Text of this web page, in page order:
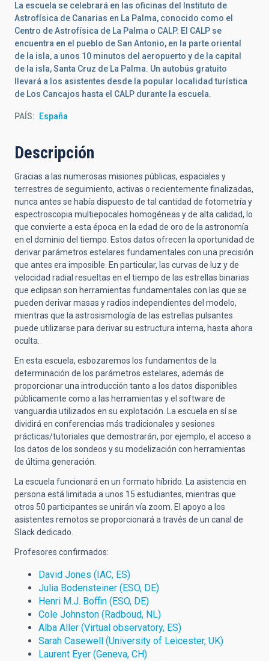
La escuela se celebrará en las oficinas del Instituto de
Astrofísica de Canarias en La Palma, conocido como el
Centro de Astrofísica de La Palma o CALP. El CALP se
encuentra en el pueblo de San Antonio, en la parte oriental
de la isla, a unos 10 minutos del aeropuerto y de la capital
de la isla, Santa Cruz de La Palma. Un autobús gratuito
llevará a los asistentes desde la popular localidad turística
de Los Cancajos hasta el CALP durante la escuela.
PAÍS España
Descripción
Gracias a las numerosas misiones públicas, espaciales y
terrestres de seguimiento, activas o recientemente finalizadas,
nunca antes se había dispuesto de tal cantidad de fotometría y
espectroscopia multiepocales homogéneas y de alta calidad, lo
que convierte a esta época en la edad de oro de la astronomía
en el dominio del tiempo. Estos datos ofrecen la oportunidad de
derivar parámetros estelares fundamentales con una precisión
que antes era imposible. En particular, las curvas de luz y de
velocidad radial resueltas en el tiempo de las estrellas binarias
que eclipsan son herramientas fundamentales con las que se
pueden derivar masas y radios independientes del modelo,
mientras que la astrosismología de las estrellas pulsantes
puede utilizarse para derivar su estructura interna, hasta ahora
oculta.
En esta escuela, esbozaremos los fundamentos de la
determinación de los parámetros estelares, además de
proporcionar una introducción tanto a los datos disponibles
públicamente como a las herramientas y el software de
vanguardia utilizados en su explotación. La escuela en sí se
dividirá en conferencias más tradicionales y sesiones
prácticas/tutoriales que demostrarán, por ejemplo, el acceso a
los datos de los sondeos y su modelización con herramientas
de última generación.
La escuela funcionará en un formato híbrido. La asistencia en
persona está limitada a unos 15 estudiantes, mientras que
otros 50 participantes se unirán vía zoom. El apoyo a los
asistentes remotos se proporcionará a través de un canal de
Slack dedicado.
Profesores confirmados:
David Jones (IAC, ES)
Julia Bodensteiner (ESO, DE)
Henri M.J. Boffin (ESO, DE)
Cole Johnston (Radboud, NL)
Alba Aller (Virtual observatory, ES)
Sarah Casewell (University of Leicester, UK)
Laurent Eyer (Geneva, CH)